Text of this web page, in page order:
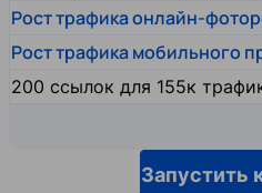
Рост трафика онлайн-
Рост трафика мобильного
200 ссылок для 155к
Запустить